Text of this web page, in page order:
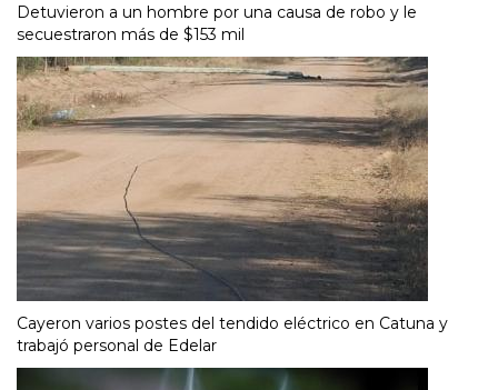
Detuvieron a un hombre por una causa de robo y le
secuestraron más de $153 mil
Cayeron varios postes del tendido eléctrico en Catuna y
trabajó personal de Edelar